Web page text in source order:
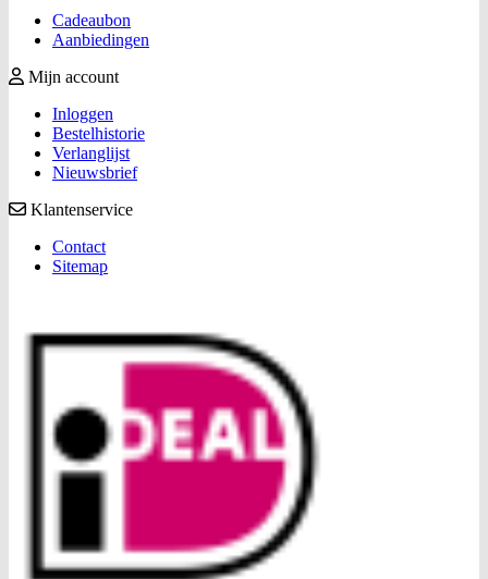
Cadeaubon
Aanbiedingen
Mijn account
Inloggen
Bestelhistorie
Verlanglijst
Nieuwsbrief
Klantenservice
Contact
Sitemap